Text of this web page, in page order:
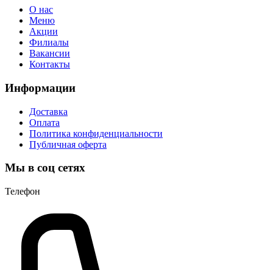
О нас
Меню
Акции
Филиалы
Вакансии
Контакты
Информации
Доставка
Оплата
Политика конфиденциальности
Публичная оферта
Мы в соц сетях
Телефон